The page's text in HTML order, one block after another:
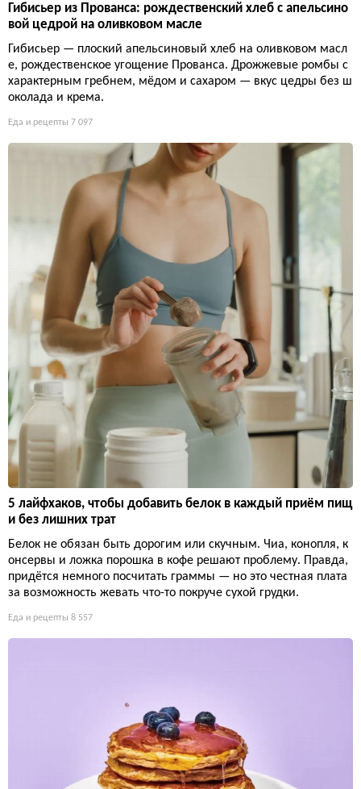
Гибисьер из Прованса: рождественский хлеб с апельсино
вой цедрой на оливковом масле
Гибисьер — плоский апельсиновый хлеб на оливковом масл
е, рождественское угощение Прованса. Дрожжевые ромбы с
характерным гребнем, мёдом и сахаром — вкус цедры без ш
околада и крема.
Еда и рецепты 7 097
5 лайфхаков, чтобы добавить белок в каждый приём пищ
и без лишних трат
Белок не обязан быть дорогим или скучным. Чиа, конопля, к
онсервы и ложка порошка в кофе решают проблему. Правда,
придётся немного посчитать граммы — но это честная плата
за возможность жевать что-то покруче сухой грудки.
Еда и рецепты 8 557